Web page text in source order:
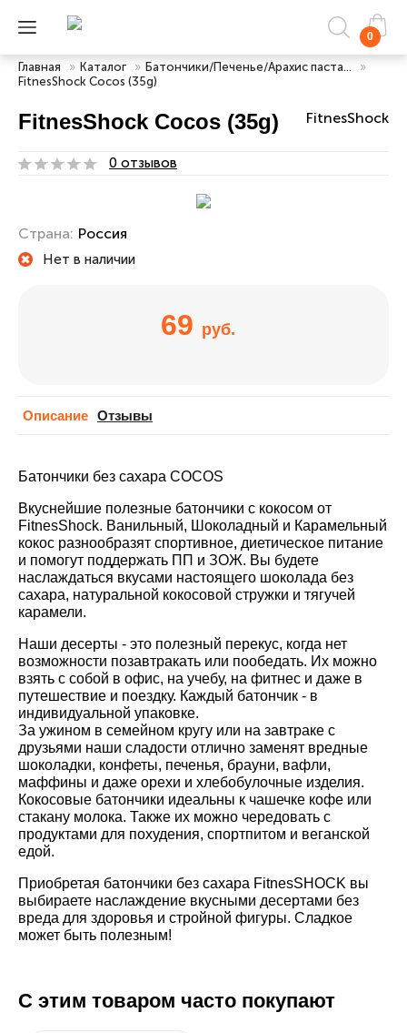
0
Главная » Каталог » Батончики/Печенье/Арахис паста...
»
FitnesShock Cocos (35g)
FitnesShock Cocos (35g) FitnesShock
0 отзывов
Страна: Россия
Нет в наличии
69 руб.
Описание Отзывы
Батончики без сахара COCOS
Вкуснейшие полезные батончики с кокосом от
FitnesShock. Ванильный, Шоколадный и Карамельный
кокос разнообразят спортивное, диетическое питание
и помогут поддержать ПП и ЗОЖ. Вы будете
наслаждаться вкусами настоящего шоколада без
сахара, натуральной кокосовой стружки и тягучей
карамели.
Наши десерты - это полезный перекус, когда нет
возможности позавтракать или пообедать. Их можно
взять с собой в офис, на учебу, на фитнес и даже в
путешествие и поездку. Каждый батончик - в
индивидуальной упаковке.
За ужином в семейном кругу или на завтраке с
друзьями наши сладости отлично заменят вредные
шоколадки, конфеты, печенья, брауни, вафли,
маффины и даже орехи и хлебобулочные изделия.
Кокосовые батончики идеальны к чашечке кофе или
стакану молока. Также их можно чередовать с
продуктами для похудения, спортпитом и веганской
едой.
Приобретая батончики без сахара FitnesSHOCK вы
выбираете наслаждение вкусными десертами без
вреда для здоровья и стройной фигуры. Сладкое
может быть полезным!
С этим товаром часто покупают